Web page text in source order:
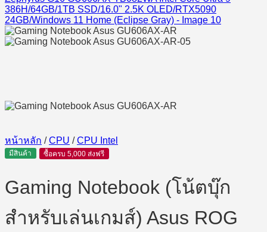
หน้าหลัก / CPU / CPU Intel
มีสินค้า ซื้อครบ 5,000 ส่งฟรี
Gaming Notebook (โน้ตบุ๊ก
สำหรับเล่นเกมส์) Asus ROG